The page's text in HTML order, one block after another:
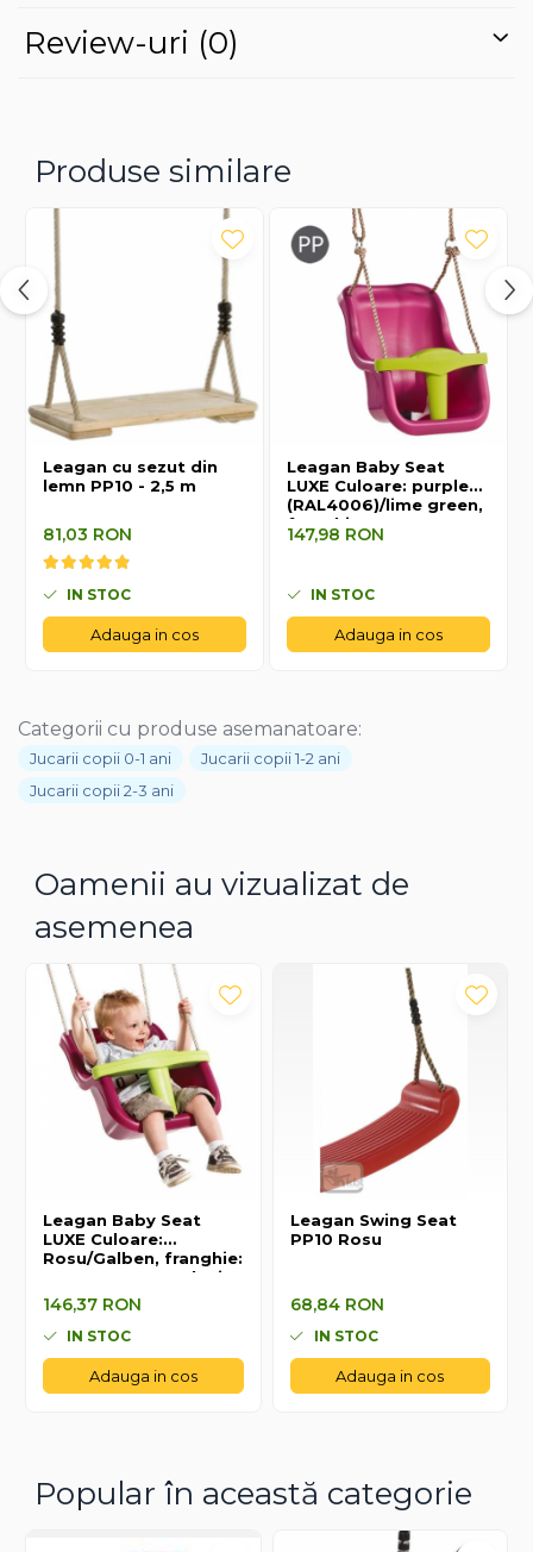
Leagănul nu include sistemul de susținere (bare, cârlige),
care trebuie achiziționat separat pentru montare sigură.
Review-uri (0)
Produse similare
Leagan cu sezut din
lemn PP10 - 2,5 m
81,03 RON
IN STOC
Adauga in cos
Leagan Baby Seat
LUXE Culoare: purple
(RAL4006)/lime green,
franghie: PP 10, KBT,
6-36 luni
147,98 RON
IN STOC
Adauga in cos
Categorii cu produse asemanatoare:
Jucarii copii 0-1 ani
Jucarii copii 1-2 ani
Jucarii copii 2-3 ani
Oamenii au vizualizat de
asemenea
Leagan Baby Seat
LUXE Culoare:
Rosu/Galben, franghie:
PP 10, KBT, 6-36 luni
146,37 RON
IN STOC
Adauga in cos
Leagan Swing Seat
PP10 Rosu
68,84 RON
IN STOC
Adauga in cos
Popular în această categorie